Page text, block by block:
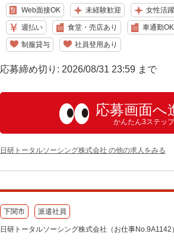
Web面接OK 未経験歓迎 女性活
週払い 食堂・売店あり 車通勤OK
制服貸与 社員登用あり
応募締め切り: 2026/08/31 23:59 まで
応募画面へ
かんたん3ステップ
日研トータルソーシング株式会社 の他の求人をみる
下関市 派遣社員
日研トータルソーシング株式会社（お仕事No.9A1142）